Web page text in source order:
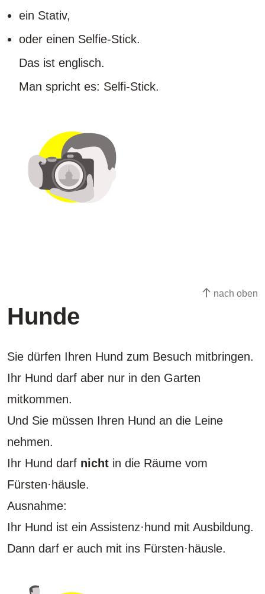
ein Stativ,
oder einen Selfie-Stick.
Das ist englisch.
Man spricht es: Selfi-Stick.
nach oben
Hunde
Sie dürfen Ihren Hund zum Besuch mitbringen.
Ihr Hund darf aber nur in den Garten
mitkommen.
Und Sie müssen Ihren Hund an die Leine
nehmen.
Ihr Hund darf nicht in die Räume vom
Fürsten·häusle.
Ausnahme:
Ihr Hund ist ein Assistenz·hund mit Ausbildung.
Dann darf er auch mit ins Fürsten·häusle.